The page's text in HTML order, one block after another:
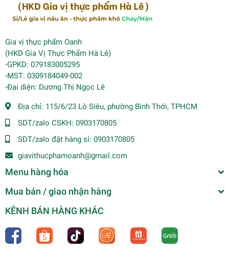
Gia vị thực phẩm Oanh
(HKD Gia Vị Thực Phẩm Hà Lê)
-GPKD: 079183005295
-MST: 0309184049-002
-Đại diện: Dương Thị Ngọc Lê
Địa chỉ: 115/6/23 Lò Siêu, phường Bình Thới, TPHCM
SDT/zalo CSKH: 0903170805
SDT/zalo đặt hàng sỉ: 0903170805
giavithucphamoanh@gmail.com
Menu hàng hóa
Mua bán / giao nhận hàng
KÊNH BÁN HÀNG KHÁC